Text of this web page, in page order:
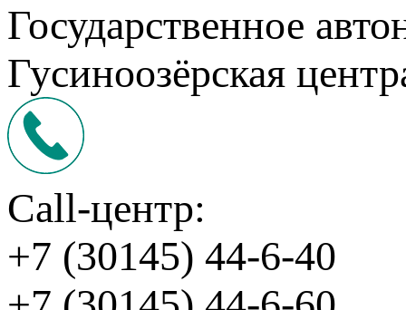
Государственное
Гусиноозёрская
Call-центр:
+7 (30145) 44-6-40